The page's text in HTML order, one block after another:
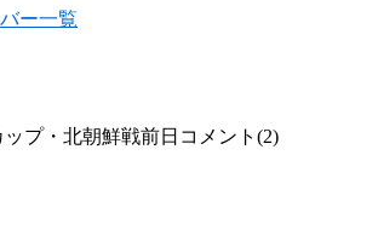
ー一覧
ップ・北朝鮮戦前日コメント(2)